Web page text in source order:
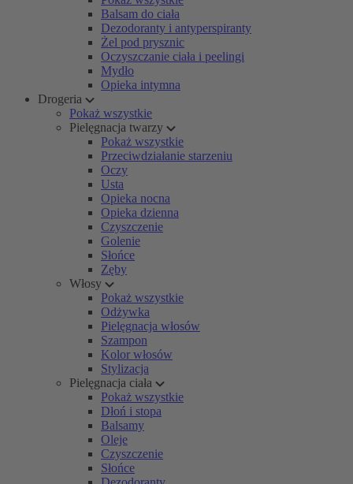
Balsam do ciała
Dezodoranty i antyperspiranty
Żel pod prysznic
Oczyszczanie ciała i peelingi
Mydło
Opieka intymna
Drogeria
Pokaż wszystkie
Pielęgnacja twarzy
Pokaż wszystkie
Przeciwdziałanie starzeniu
Oczy
Usta
Opieka nocna
Opieka dzienna
Czyszczenie
Golenie
Słońce
Zęby
Włosy
Pokaż wszystkie
Odżywka
Pielęgnacja włosów
Szampon
Kolor włosów
Stylizacja
Pielęgnacja ciała
Pokaż wszystkie
Dłoń i stopa
Balsamy
Oleje
Czyszczenie
Słońce